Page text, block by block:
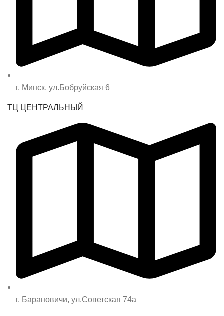
г. Минск, ул.Бобруйская 6
ТЦ ЦЕНТРАЛЬНЫЙ
г. Барановичи, ул.Советская 74а